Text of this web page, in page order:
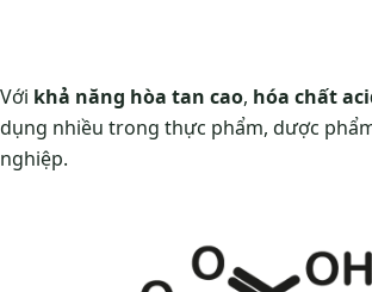
Với khả năng hòa tan cao, hóa chất
dụng nhiều trong thực phẩm, dược
nghiệp.